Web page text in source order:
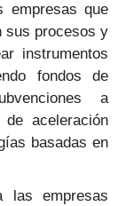
que
sus procesos y
instrumentos
fondos de
a
aceleración
basadas en
las empresas